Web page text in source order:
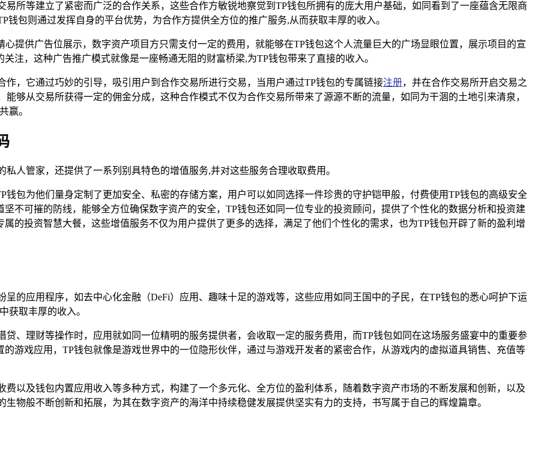
所等建立了紧密而广泛的合作关系，这些合作方敏锐地察觉到TP钱包所拥有的庞大用户基础，如同看到了一座蕴含无限商
包则通过发挥自身的平台优势，为合作方提供全方位的推广服务,从而获取丰厚的收入。
提供广告位展示，数字资产项目方只需支付一定的费用，就能够在TP钱包这个人流量巨大的广场显眼位置，展示项目的宣
注，这种广告推广模式就像是一座畅通无阻的财富桥梁,为TP钱包带来了直接的收入。
，它通过巧妙的引导，吸引用户到合作交易所进行交易，当用户通过TP钱包的专属链接注册，并在合作交易所开启交易之
够从交易所获得一定的佣金分成，这种合作模式不仅为合作交易所带来了源源不断的流量，如同为干涸的土地引来清泉，
赢。
人管家，还提供了一系列别具特色的增值服务,并对这些服务合理收取费用。
包为他们量身定制了更加安全、私密的存储方案，用户可以如同选择一件珍贵的守护铠甲般，付费使用TP钱包的高级安全
不可摧的防线，能够全方位确保数字资产的安全，TP钱包还如同一位专业的投资顾问，提供了个性化的数据分析和投资建
的投资智慧大餐，这些增值服务不仅为用户提供了更多的选择，满足了他们个性化的需求，也为TP钱包开辟了新的盈利增
的应用程序，如去中心化金融（DeFi）应用、趣味十足的游戏等，这些应用如同王国中的子民，在TP钱包的悉心呵护下运
获取丰厚的收入。
、理财等操作时，应用就如同一位精明的服务提供者，会收取一定的服务费用，而TP钱包如同在这场服务盛宴中的重要参
游戏应用，TP钱包就像是游戏世界中的一位隐形伙伴，通过与游戏开发者的紧密合作，从游戏内的虚拟道具销售、充值等
以及钱包内置应用收入等多种方式，构建了一个多元化、全方位的盈利体系，随着数字资产市场的不断发展和创新，以及
物般不断创新和拓展，为其在数字资产的海洋中持续稳健发展提供坚实有力的支持，书写属于自己的辉煌篇章。